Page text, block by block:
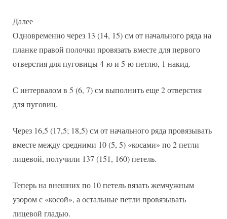
Далее
Одновременно через 13 (14, 15) см от начального ряда на
планке правой полочки провязать вместе для первого
отверстия для пуговицы 4-ю и 5-ю петлю, 1 накид.
С интервалом в 5 (6, 7) см выполнить еще 2 отверстия
для пуговиц.
Через 16,5 (17,5; 18,5) см от начального ряда провязывать
вместе между средними 10 (5, 5) «косами» по 2 петли
лицевой, получили 137 (151, 160) петель.
Теперь на внешних по 10 петель вязать жемчужным
узором с «косой», а остальные петли провязывать
лицевой гладью.